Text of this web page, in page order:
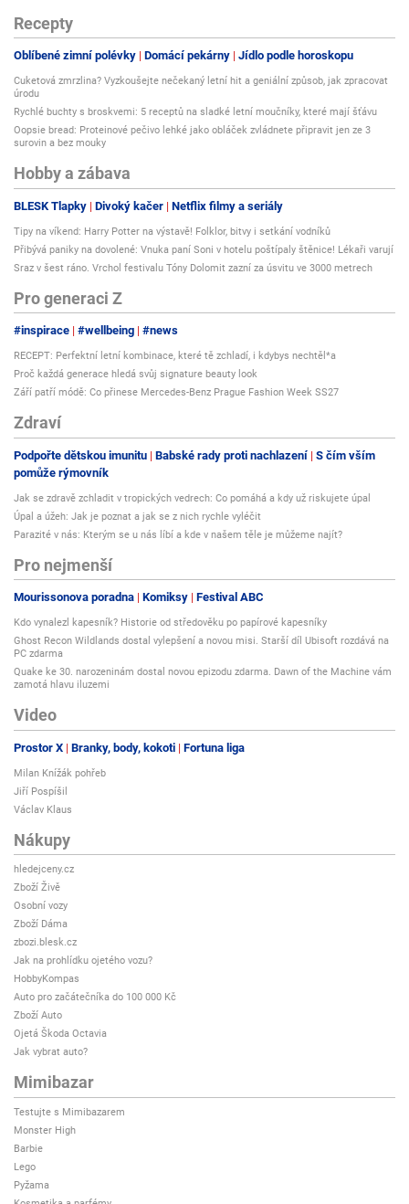
Recepty
Oblíbené zimní polévky Domácí pekárny Jídlo podle horoskopu
Cuketová zmrzlina? Vyzkoušejte nečekaný letní hit a geniální způsob, jak zpracovat
úrodu
Rychlé buchty s broskvemi: 5 receptů na sladké letní moučníky, které mají šťávu
Oopsie bread: Proteinové pečivo lehké jako obláček zvládnete připravit jen ze 3
surovin a bez mouky
Hobby a zábava
BLESK Tlapky Divoký kačer Netflix filmy a seriály
Tipy na víkend: Harry Potter na výstavě! Folklor, bitvy i setkání vodníků
Přibývá paniky na dovolené: Vnuka paní Soni v hotelu poštípaly štěnice! Lékaři varují
Sraz v šest ráno. Vrchol festivalu Tóny Dolomit zazní za úsvitu ve 3000 metrech
Pro generaci Z
#inspirace #wellbeing #news
RECEPT: Perfektní letní kombinace, které tě zchladí, i kdybys nechtěl*a
Proč každá generace hledá svůj signature beauty look
Září patří módě: Co přinese Mercedes-Benz Prague Fashion Week SS27
Zdraví
Podpořte dětskou imunitu Babské rady proti nachlazení S čím vším
pomůže rýmovník
Jak se zdravě zchladit v tropických vedrech: Co pomáhá a kdy už riskujete úpal
Úpal a úžeh: Jak je poznat a jak se z nich rychle vyléčit
Parazité v nás: Kterým se u nás líbí a kde v našem těle je můžeme najít?
Pro nejmenší
Mourissonova poradna Komiksy Festival ABC
Kdo vynalezl kapesník? Historie od středověku po papírové kapesníky
Ghost Recon Wildlands dostal vylepšení a novou misi. Starší díl Ubisoft rozdává na
PC zdarma
Quake ke 30. narozeninám dostal novou epizodu zdarma. Dawn of the Machine vám
zamotá hlavu iluzemi
Video
Prostor X Branky, body, kokoti Fortuna liga
Milan Knížák pohřeb
Jiří Pospíšil
Václav Klaus
Nákupy
hledejceny.cz
Zboží Živě
Osobní vozy
Zboží Dáma
zbozi.blesk.cz
Jak na prohlídku ojetého vozu?
HobbyKompas
Auto pro začátečníka do 100 000 Kč
Zboží Auto
Ojetá Škoda Octavia
Jak vybrat auto?
Mimibazar
Testujte s Mimibazarem
Monster High
Barbie
Lego
Pyžama